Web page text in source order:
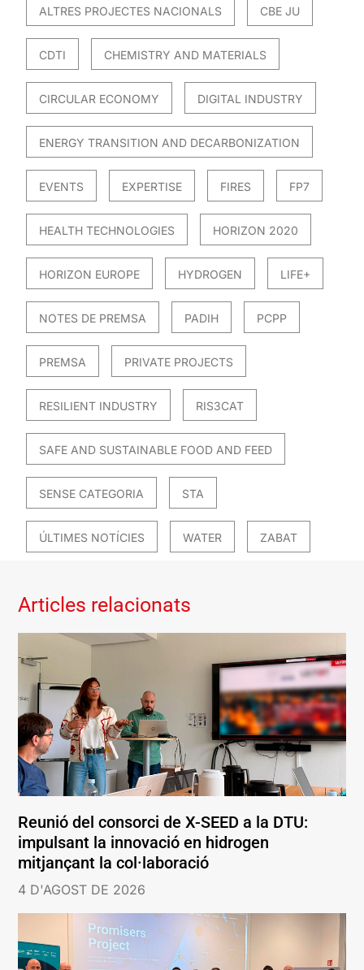
ALTRES PROJECTES NACIONALS CBE JU
CDTI CHEMISTRY AND MATERIALS
CIRCULAR ECONOMY DIGITAL INDUSTRY
ENERGY TRANSITION AND DECARBONIZATION
EVENTS EXPERTISE FIRES FP7
HEALTH TECHNOLOGIES HORIZON 2020
HORIZON EUROPE HYDROGEN LIFE+
NOTES DE PREMSA PADIH PCPP
PREMSA PRIVATE PROJECTS
RESILIENT INDUSTRY RIS3CAT
SAFE AND SUSTAINABLE FOOD AND FEED
SENSE CATEGORIA STA
ÚLTIMES NOTÍCIES WATER ZABAT
Articles relacionats
Reunió del consorci de X-SEED a la DTU:
impulsant la innovació en hidrogen
mitjançant la col·laboració
4 D'AGOST DE 2026